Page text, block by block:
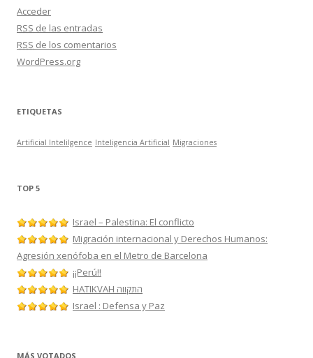
Acceder
RSS de las entradas
RSS de los comentarios
WordPress.org
ETIQUETAS
Artificial Intelilgence Inteligencia Artificial Migraciones
TOP 5
Israel – Palestina: El conflicto
Migración internacional y Derechos Humanos:
Agresión xenófoba en el Metro de Barcelona
¡¡Perú!!
HATIKVAH התקווה
Israel : Defensa y Paz
MÁS VOTADOS